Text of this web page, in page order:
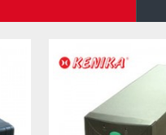
jari surya yang rusak.
terhadap PID (Potential